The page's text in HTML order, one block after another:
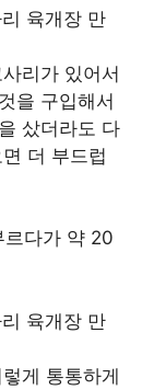
리가 있어서
을 구입해서
샀더라도 다
더 부드럽
다가 약 20
게 통통하게